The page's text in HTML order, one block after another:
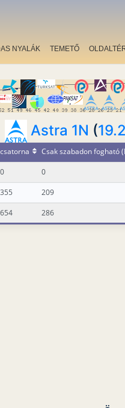
NYALÁK TEMETŐ
Astra 1N (
csatorna Csak szabadon fogható
0 0
355 209
654 286